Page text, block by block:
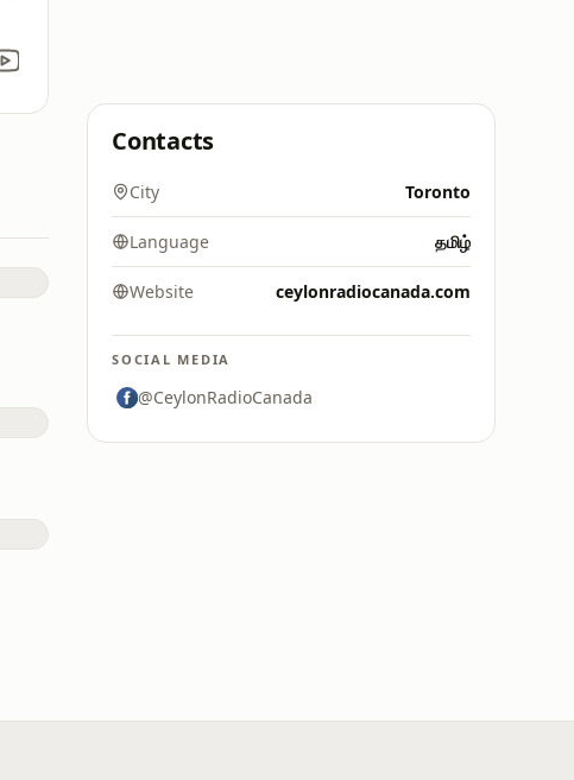
Contacts
City Toronto
Language தமிழ்
Website ceylonradiocanada.com
SOCIAL MEDIA
@CeylonRadioCanada